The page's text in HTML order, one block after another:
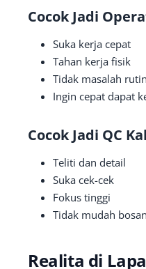
Cocok Jadi
Suka kerja cepat
Tahan kerja fisik
Tidak masalah
Ingin cepat dapat
Cocok Jadi QC
Teliti dan detail
Suka cek-cek
Fokus tinggi
Tidak mudah
Realita di